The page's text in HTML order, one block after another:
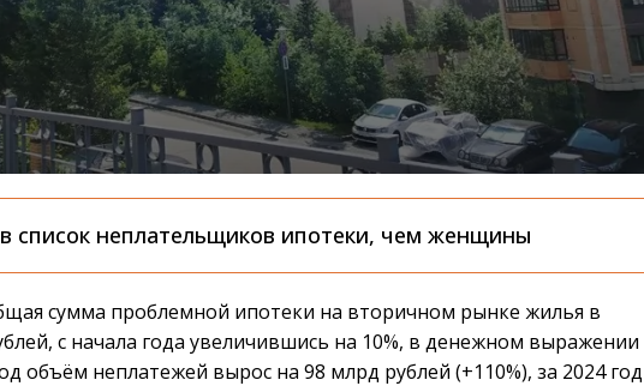
неплательщиков ипотеки, чем женщины
сумма проблемной ипотеки на вторичном рынке жилья в
с начала года увеличившись на 10%, в денежном выражении
объём неплатежей вырос на 98 млрд рублей (+110%), за 2024 год